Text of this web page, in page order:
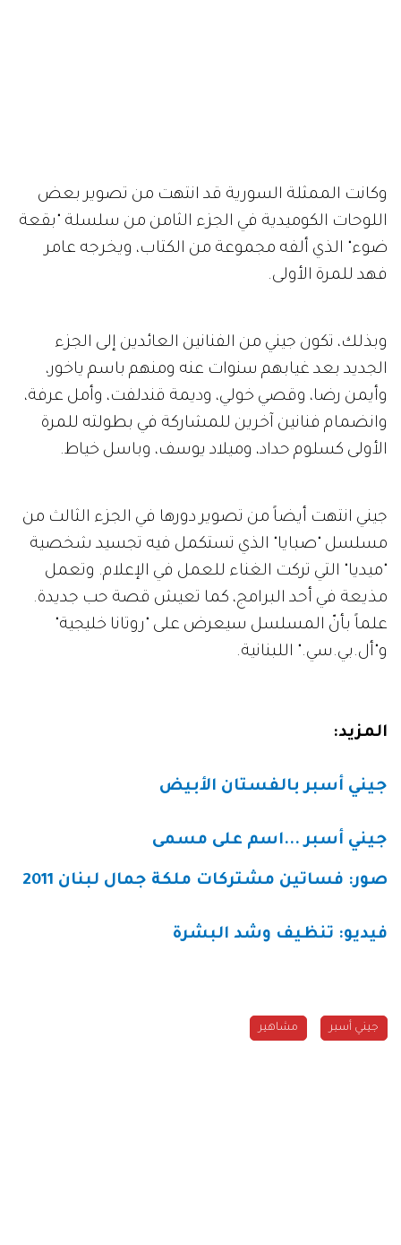
وكانت الممثلة السورية قد انتهت من تصوير بعض
اللوحات الكوميدية في الجزء الثامن من سلسلة "بقعة
ضوء" الذي ألفه مجموعة من الكتاب، ويخرجه عامر
فهد للمرة الأولى.
وبذلك، تكون جيني من الفنانين العائدين إلى الجزء
الجديد بعد غيابهم سنوات عنه ومنهم باسم ياخور،
وأيمن رضا، وقصي خولي، وديمة قندلفت، وأمل عرفة،
وانضمام فنانين آخرين للمشاركة في بطولته للمرة
الأولى كسلوم حداد، وميلاد يوسف، وباسل خياط.
جيني انتهت أيضاً من تصوير دورها في الجزء الثالث من
مسلسل "صبايا" الذي تستكمل فيه تجسيد شخصية
"ميديا" التي تركت الغناء للعمل في الإعلام. وتعمل
مذيعة في أحد البرامج، كما تعيش قصة حب جديدة.
علماً بأنّ المسلسل سيعرض على "روتانا خليجية"
و"أل.بي.سي." اللبنانية.
المزيد:
جيني أسبر بالفستان الأبيض
جيني أسبر ...اسم على مسمى
صور: فساتين مشتركات ملكة جمال لبنان 2011
فيديو: تنظيف وشد البشرة
جيني أسبر مشاهير